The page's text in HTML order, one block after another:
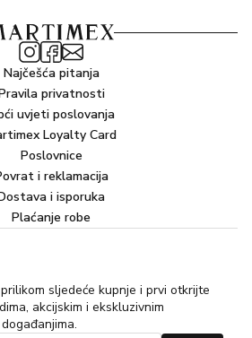
Najčešća pitanja
privatnosti
uvjeti poslovanja
Loyalty Card
Poslovnice
i reklamacija
i isporuka
Plaćanje robe
sljedeće kupnje i prvi otkrijte
akcijskim i ekskluzivnim